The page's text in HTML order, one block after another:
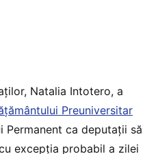
Natalia Intotero, a
Preuniversitar
Permanent ca deputații să
excepția probabil a zilei